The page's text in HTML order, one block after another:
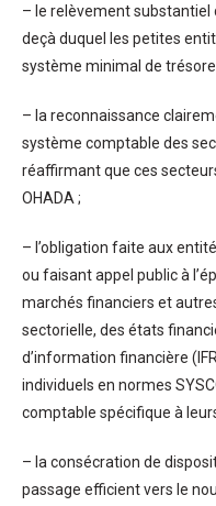
– le relèvement
deçà duquel les petites
système minimal de
– la reconnaissance
système comptable des
réaffirmant que ces
OHADA ;
– l’obligation faite aux
ou faisant appel public à
marchés financiers et
sectorielle, des états
d’information financière
individuels en normes
comptable spécifique à
– la consécration de
passage efficient vers le